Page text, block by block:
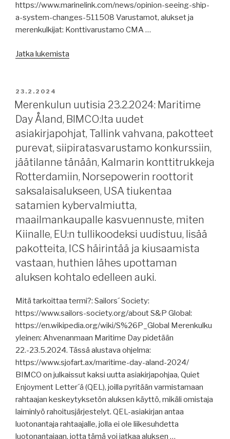
https://www.marinelink.com/news/opinion-seeing-ship-
a-system-changes-511508 Varustamot, alukset ja
merenkulkijat: Konttivarustamo CMA …
Jatka lukemista
öljysäiliöaluksista,
konttien
lisämaksut,
Suezin
kanava
hiljenee,
jäätilanne
tänään,
Ruotsin
päästömaksuihin
ehdotetaan
korotusta,
scrubberit
kustannustehokkaita,
maailmantalous
suomalainen
johtamaan
puhetta
IMO:n
alakomiteaan,
Suomelle
IMO
audit
tänä
vuonna,
Suomen
huoltovarmuus,
JULKAISTU
23.2.2024
Merenkulun uutisia 23.2.2024: Maritime
Day Åland, BIMCO:lta uudet
asiakirjapohjat, Tallink vahvana, pakotteet
purevat, siipiratasvarustamo konkurssiin,
jäätilanne tänään, Kalmarin konttitrukkeja
Rotterdamiin, Norsepowerin roottorit
saksalaisalukseen, USA tiukentaa
satamien kybervalmiutta,
maailmankaupalle kasvuennuste, miten
Kiinalle, EU:n tullikoodeksi uudistuu, lisää
pakotteita, ICS häirintää ja kiusaamista
vastaan, huthien lähes upottaman
aluksen kohtalo edelleen auki.
Mitä tarkoittaa termi?: Sailors´ Society:
https://www.sailors-society.org/about S&P Global:
https://en.wikipedia.org/wiki/S%26P_Global Merenkulku
yleinen: Ahvenanmaan Maritime Day pidetään
22.-23.5.2024. Tässä alustava ohjelma:
https://www.sjofart.ax/maritime-day-aland-2024/
BIMCO on julkaissut kaksi uutta asiakirjapohjaa, Quiet
Enjoyment Letter´ä (QEL), joilla pyritään varmistamaan
rahtaajan keskeytyksetön aluksen käyttö, mikäli omistaja
laiminlyö rahoitusjärjestelyt. QEL-asiakirjan antaa
luotonantaja rahtaajalle, jolla ei ole liikesuhdetta
luotonantajaan, jotta tämä voi jatkaa aluksen …